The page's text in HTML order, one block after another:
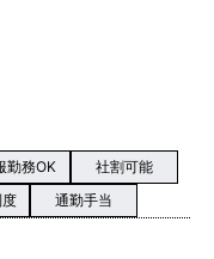
勤務OK
社割可能
通勤手当